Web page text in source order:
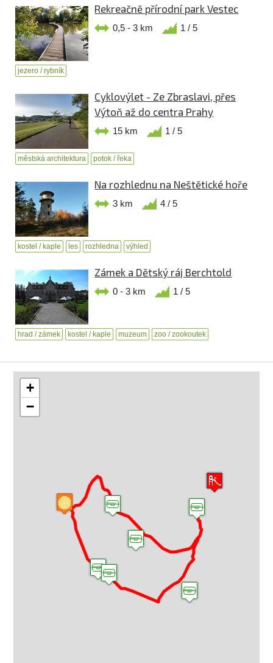
Rekreačně přírodní park Vestec
0,5 - 3 km 1 / 5
jezero / rybník
Cyklovýlet - Ze Zbraslavi, přes
Výtoň až do centra Prahy
15 km 1 / 5
městská architektura potok / řeka
Na rozhlednu na Neštětické hoře
3 km 4 / 5
kostel / kaple les rozhledna výhled
Zámek a Dětský ráj Berchtold
0 - 3 km 1 / 5
hrad / zámek kostel / kaple muzeum zoo / zookoutek
+
−